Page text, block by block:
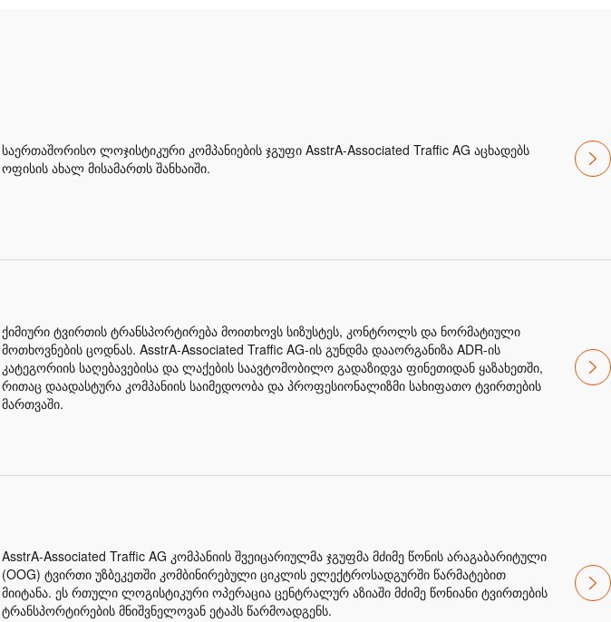
საერთაშორისო ლოჯისტიკური კომპანიების ჯგუფი AsstrA-Associated Traffic AG აცხადებს
ოფისის ახალ მისამართს შანხაიში.
ქიმიური ტვირთის ტრანსპორტირება მოითხოვს სიზუსტეს, კონტროლს და ნორმატიული
მოთხოვნების ცოდნას. AsstrA-Associated Traffic AG-ის გუნდმა დააორგანიზა ADR-ის
კატეგორიის საღებავებისა და ლაქების საავტომობილო გადაზიდვა ფინეთიდან ყაზახეთში,
რითაც დაადასტურა კომპანიის საიმედოობა და პროფესიონალიზმი სახიფათო ტვირთების
მართვაში.
AsstrA-Associated Traffic AG კომპანიის შვეიცარიულმა ჯგუფმა მძიმე წონის არაგაბარიტული
(OOG) ტვირთი უზბეკეთში კომბინირებული ციკლის ელექტროსადგურში წარმატებით
მიიტანა. ეს რთული ლოგისტიკური ოპერაცია ცენტრალურ აზიაში მძიმე წონიანი ტვირთების
ტრანსპორტირების მნიშვნელოვან ეტაპს წარმოადგენს.